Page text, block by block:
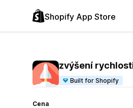
Shopify App Store
zvýšení
Built for Shopify
Cena